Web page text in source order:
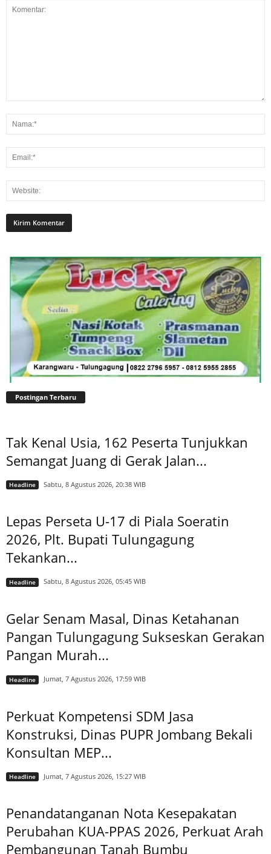
Postingan Terbaru
Tak Kenal Usia, 162 Peserta Tunjukkan
Semangat Juang di Gerak Jalan...
Headline Sabtu, 8 Agustus 2026, 20:38 WIB
Lepas Perseta U-17 di Piala Soeratin
2026, Plt. Bupati Tulungagung
Tekankan...
Headline Sabtu, 8 Agustus 2026, 05:45 WIB
Gelar Senam Masal, Dinas Ketahanan
Pangan Tulungagung Sukseskan Gerakan
Pangan Murah...
Headline Jumat, 7 Agustus 2026, 17:59 WIB
Perkuat Kompetensi SDM Jasa
Konstruksi, Dinas PUPR Jombang Bekali
Konsultan MEP...
Headline Jumat, 7 Agustus 2026, 15:27 WIB
Penandatanganan Nota Kesepakatan
Perubahan KUA-PPAS 2026, Perkuat Arah
Pembangunan Tanah Bumbu